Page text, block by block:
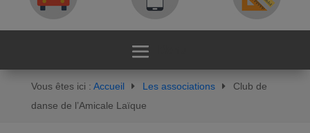
Vous êtes ici : Accueil Les associations
Club de
danse de l’Amicale Laïque